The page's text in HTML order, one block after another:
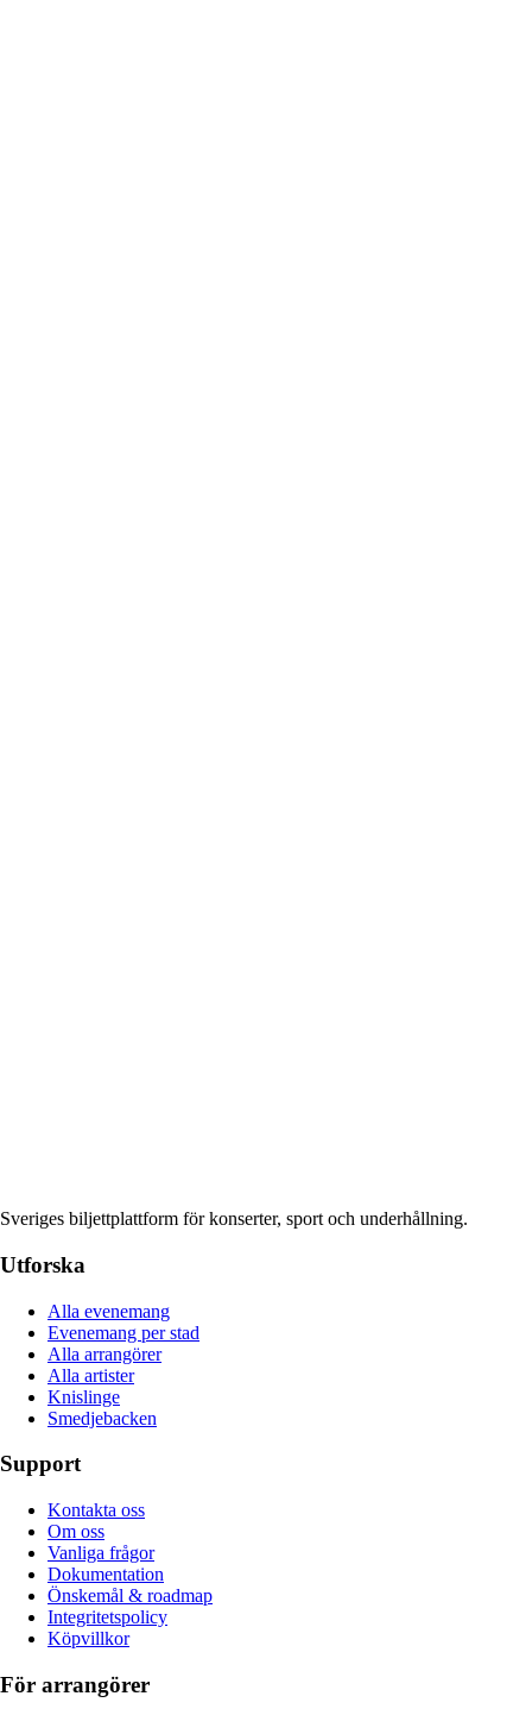
Sveriges biljettplattform för konserter, sport och underhållning.
Utforska
Alla evenemang
Evenemang per stad
Alla arrangörer
Alla artister
Knislinge
Smedjebacken
Support
Kontakta oss
Om oss
Vanliga frågor
Dokumentation
Önskemål & roadmap
Integritetspolicy
Köpvillkor
För arrangörer